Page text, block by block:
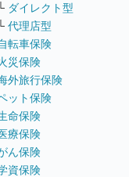
└ ダイレクト型
└ 代理店型
転車保険
災保険
外旅行保険
ット保険
命保険
療保険
ん保険
資保険